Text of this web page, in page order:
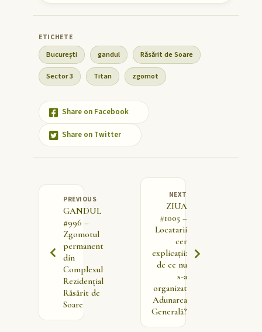
București gandul Răsărit de Soare
Sector 3 Titan zgomot
Share on Facebook
Share on Twitter
PREVIOUS
GANDUL
#996 –
Zgomotul
permanent
din
Complexul
Rezidențial
Răsărit de
Soare
NEXT
ZIUA
#1005 –
Locatarii
cer
explicații:
de ce nu
s-a
organizat
Adunarea
Generală?